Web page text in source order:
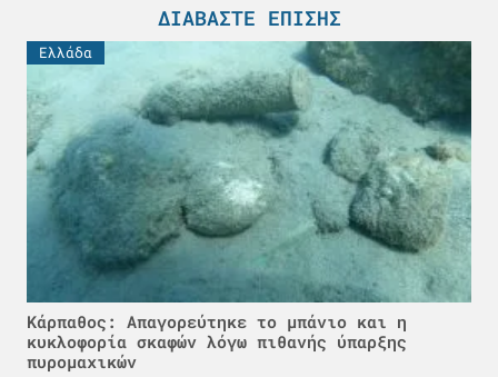
ΔΙΑΒΆΣΤΕ ΕΠΊΣΗΣ
Ελλάδα
Κάρπαθος: Απαγορεύτηκε το μπάνιο και η
κυκλοφορία σκαφών λόγω πιθανής ύπαρξης
πυρομαχικών